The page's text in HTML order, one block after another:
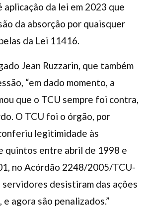
da lei em 2023 que
da absorção por quaisquer
da Lei 11416.
Jean Ruzzarin, que também
“em dado momento, a
que o TCU sempre foi contra,
O TCU foi o órgão, por
legitimidade às
quintos entre abril de 1998 e
no Acórdão 2248/2005/TCU-
desistiram das ações
agora são penalizados.”